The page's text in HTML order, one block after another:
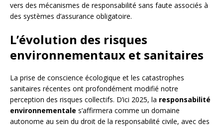
vers des mécanismes de responsabilité sans faute associés à
des systèmes d’assurance obligatoire.
L’évolution des risques
environnementaux et sanitaires
La prise de conscience écologique et les catastrophes
sanitaires récentes ont profondément modifié notre
perception des risques collectifs. D’ici 2025, la responsabilité
environnementale s’affirmera comme un domaine
autonome au sein du droit de la responsabilité civile, avec des